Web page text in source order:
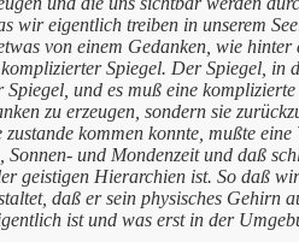
wir eigentlich treiben in unserem
von einem Gedanken, wie
Spiegel. Der Spiegel,
und es muß eine
zu erzeugen, sondern sie
kommen konnte, mußte
Sonnen- und Mondenzeit und daß
geistigen Hierarchien ist. So daß
daß er sein physisches Gehirn
ist und was erst in der